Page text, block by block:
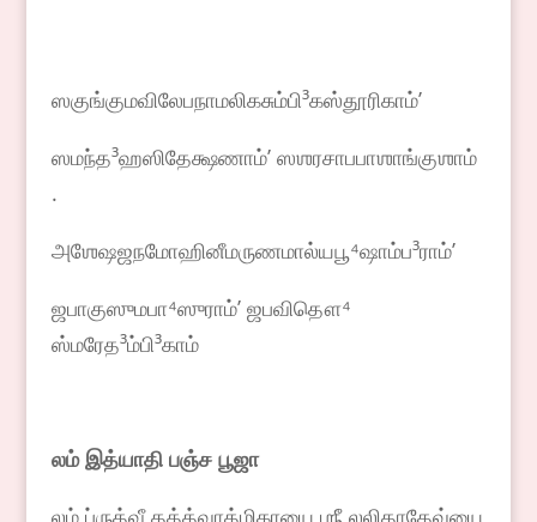
ஸகுங்குமவிலேபநாமலிகசும்பி³கஸ்தூரிகாம்ʼ
ஸமந்த³ஹஸிதேக்ஷணாம்ʼ ஸஶரசாபபாஶாங்குஶாம்
.
அஶேஷஜநமோஹினீமருணமால்யபூ⁴ஷாம்ப³ராம்ʼ
ஜபாகுஸுமபா⁴ஸுராம்ʼ ஜபவிதௌ⁴
ஸ்மரேத³ம்பி³காம்
லம் இத்யாதி பஞ்ச பூஜா
லம் ப்ருத்வீ தத்த்வாத்மிகாயை ஶ்ரீ லலிதாதேவ்யை